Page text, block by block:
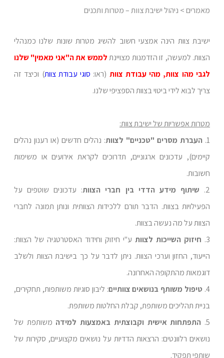
מאמרים> ניהול ישיבת צוות – מטרות ותכנים
ישיבת צוות הינה אמצעי חשוב להשיג מטרות שונות שלנו כמנהלי
הצוות. למעשה, זו הזדמנות מצויינתלממש את ה"אני מאמין" שלנו
לגבי מהו צוות, מהי עבודת צוות (ראו: סוגי עבודת צוות) וכיצד זה
צריך לבוא לידי ביטוי בצוות הספציפי שלנו.
מטרות אפשריות של ישיבת צוות:
1. העברת מסרים "טכניים" לצוות: נהלים חדשים (או רענון נהלים
קיימים), עדכונים ארגוניים, תדרוכים לקראת אירועים או משימות
חשובות.
2.
שיתוף מידע הדדי בין חברי הצוות: עדכונים שוטפים על
הפעילויות בצוות. הדבר תורם ללכידות הצוותית ונותן תמונה לחברי
הצוות על מה נעשה בצוות.
3. חיזוק השייכות לצוות ע"י חיזוק וחידוד האסטרטגיה של הצוות:
הייעוד, החזון וערכי הצוות. ניתן לדבר על כך בישיבת הצוות ולשלב
דוגמאות מהתקופה האחרונה.
4. טיפול משותף בנושאים צוותיים: ליבון סוגיות משותפות, תחקירים,
בניית תהליכים משותפת, קבלת החלטות משותפת.
5. התפתחות אישית וקבוצתית באמצעות למידה משותפת של
נושאים רלוונטים: הרצאות הדדיות על נושאים מקצועיים, סקירות של
שותפי תפקיד.